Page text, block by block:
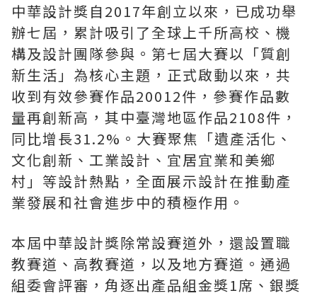
中華設計獎自2017年創立以來，已成功舉
辦七屆，累計吸引了全球上千所高校、機
構及設計團隊參與。第七屆大賽以「質創
新生活」為核心主題，正式啟動以來，共
收到有效參賽作品20012件，參賽作品數
量再創新高，其中臺灣地區作品2108件，
同比增長31.2%。大賽聚焦「遺產活化、
文化創新、工業設計、宜居宜業和美鄉
村」等設計熱點，全面展示設計在推動產
業發展和社會進步中的積極作用。
本屆中華設計獎除常設賽道外，還設置職
教賽道、高教賽道，以及地方賽道。通過
組委會評審，角逐出產品組金獎1席、銀獎